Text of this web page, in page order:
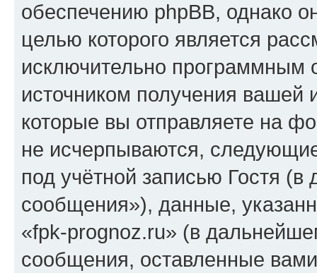
обеспечению phpBB, однако
целью которого является
исключительно программным
источником получения
которые вы отправляете на
не исчерпываются,
под учётной записью Гостя
сообщения»), данные,
«fpk-prognoz.ru» (в
сообщения, оставленные